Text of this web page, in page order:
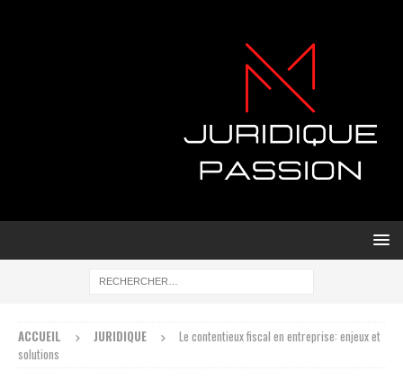
ACCUEIL JURIDIQUE
Le contentieux fiscal en entreprise: enjeux et
solutions